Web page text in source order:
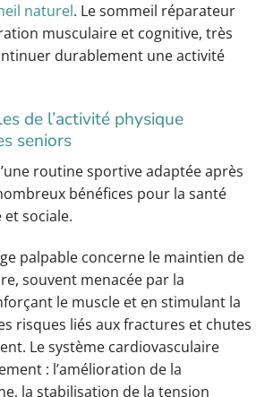
naturel. Le sommeil réparateur
musculaire et cognitive, très
durablement une activité
de l’activité physique
seniors
routine sportive adaptée après
bénéfices pour la santé
sociale.
palpable concerne le maintien de
souvent menacée par la
le muscle et en stimulant la
risques liés aux fractures et chutes
Le système cardiovasculaire
: l’amélioration de la
la stabilisation de la tension